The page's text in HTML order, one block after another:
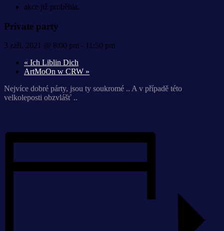
akce již proběhla.
Private party
3 září, 2021 @ 8:00 pm - 11:50 pm
« Ich Liblin Dich
ArtMoOn w CRW »
Nejvíce dobré párty, jsou ty soukromé .. A v případě této
velkoleposti obzvlášť ..